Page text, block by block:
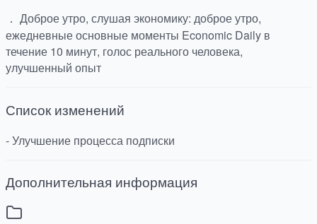
． Доброе утро, слушая экономику: доброе утро,
ежедневные основные моменты Economic Daily в
течение 10 минут, голос реального человека,
улучшенный опыт
Список изменений
- Улучшение процесса подписки
Дополнительная информация